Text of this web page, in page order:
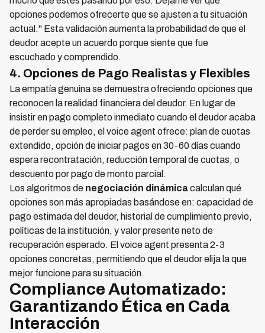
opciones podemos ofrecerte que se ajusten a tu situación
actual." Esta validación aumenta la probabilidad de que el
deudor acepte un acuerdo porque siente que fue
escuchado y comprendido.
4. Opciones de Pago Realistas y Flexibles
La empatía genuina se demuestra ofreciendo opciones que
reconocen la realidad financiera del deudor. En lugar de
insistir en pago completo inmediato cuando el deudor acaba
de perder su empleo, el voice agent ofrece: plan de cuotas
extendido, opción de iniciar pagos en 30-60 días cuando
espera recontratación, reducción temporal de cuotas, o
descuento por pago de monto parcial.
Los algoritmos de negociación dinámicacalculan qué
opciones son más apropiadas basándose en: capacidad de
pago estimada del deudor, historial de cumplimiento previo,
políticas de la institución, y valor presente neto de
recuperación esperado. El voice agent presenta 2-3
opciones concretas, permitiendo que el deudor elija la que
mejor funcione para su situación.
Compliance Automatizado:
Garantizando Ética en Cada
Interacción